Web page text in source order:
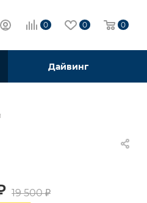
0 0 0
Дайвинг
19 500₽